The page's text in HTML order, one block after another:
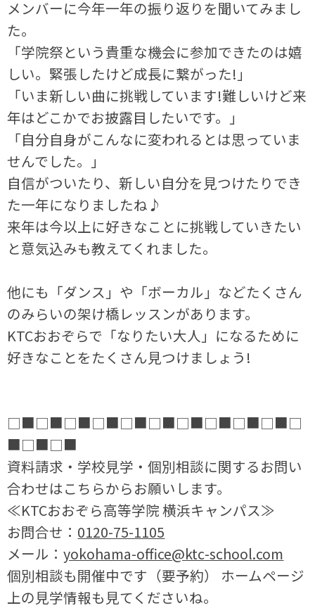
メンバーに今年一年の振り返りを聞いてみまし
た。
「学院祭という貴重な機会に参加できたのは嬉
しい。緊張したけど成長に繋がった!」
「いま新しい曲に挑戦しています!難しいけど来
年はどこかでお披露目したいです。」
「自分自身がこんなに変われるとは思っていま
せんでした。」
自信がついたり、新しい自分を見つけたりでき
た一年になりましたね♪
来年は今以上に好きなことに挑戦していきたい
と意気込みも教えてくれました。
他にも「ダンス」や「ボーカル」などたくさん
のみらいの架け橋レッスンがあります。
KTCおおぞらで「なりたい大人」になるために
好きなことをたくさん見つけましょう!
□■□■□■□■□■□■□■□■□■□■□
■□■□■
資料請求・学校見学・個別相談に関するお問い
合わせはこちらからお願いします。
≪KTCおおぞら高等学院 横浜キャンパス≫
お問合せ： 0120-75-1105
メール：yokohama-office@ktc-school.com
個別相談も開催中です（要予約） ホームページ
上の見学情報も見てくださいね。